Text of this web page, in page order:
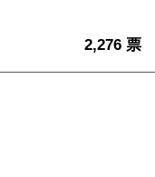
2,276 票